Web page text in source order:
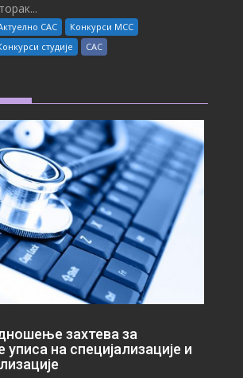
САС
Конкурси МСС
студије САС
захтева за
на специјализације и